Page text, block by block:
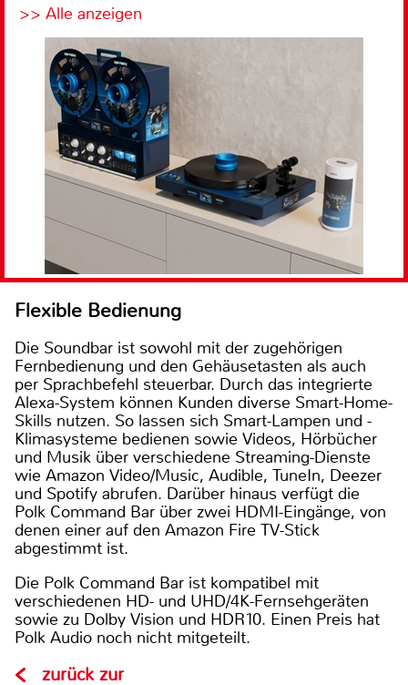
>> Alle anzeigen
Flexible Bedienung
Die Soundbar ist sowohl mit der zugehörigen
Fernbedienung und den Gehäusetasten als auch
per Sprachbefehl steuerbar. Durch das integrierte
Alexa-System können Kunden diverse Smart-Home-
Skills nutzen. So lassen sich Smart-Lampen und -
Klimasysteme bedienen sowie Videos, Hörbücher
und Musik über verschiedene Streaming-Dienste
wie Amazon Video/Music, Audible, TuneIn, Deezer
und Spotify abrufen. Darüber hinaus verfügt die
Polk Command Bar über zwei HDMI-Eingänge, von
denen einer auf den Amazon Fire TV-Stick
abgestimmt ist.
Die Polk Command Bar ist kompatibel mit
verschiedenen HD- und UHD/4K-Fernsehgeräten
sowie zu Dolby Vision und HDR10. Einen Preis hat
Polk Audio noch nicht mitgeteilt.
zurück zur